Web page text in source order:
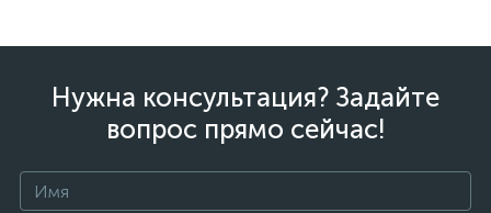
Нужна консультация? Задайте
вопрос прямо сейчас!